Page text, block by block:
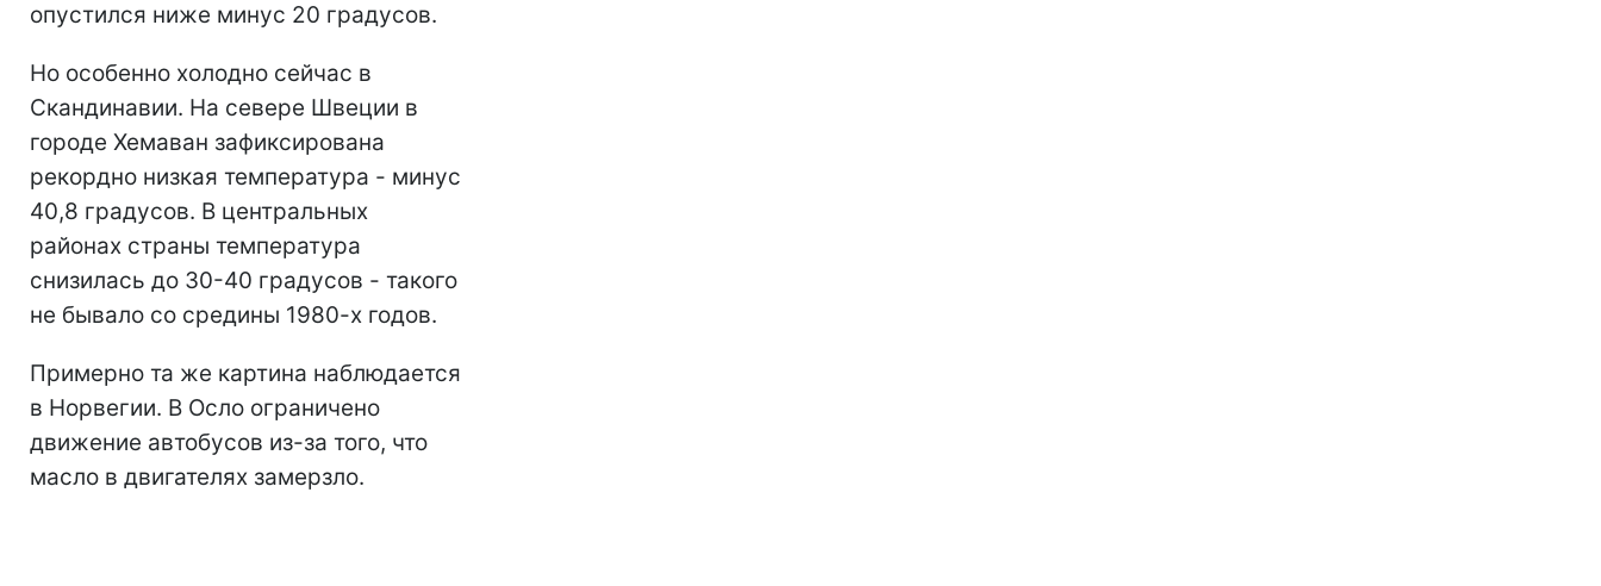
опустился ниже минус 20 градусов.
Но особенно холодно сейчас в
Скандинавии. На севере Швеции в
городе Хемаван зафиксирована
рекордно низкая температура - минус
40,8 градусов. В центральных
районах страны температура
снизилась до 30-40 градусов - такого
не бывало со средины 1980-х годов.
Примерно та же картина наблюдается
в Норвегии. В Осло ограничено
движение автобусов из-за того, что
масло в двигателях замерзло.